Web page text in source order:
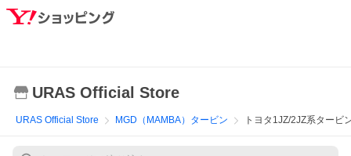
URAS Official Store
URAS Official Store MGD（MAMBA）タービン トヨタ1JZ/2JZ系タービ